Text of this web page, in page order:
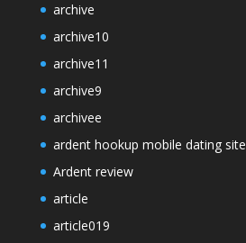
archive
archive10
archive11
archive9
archivee
ardent hookup mobile dating site
Ardent review
article
article019